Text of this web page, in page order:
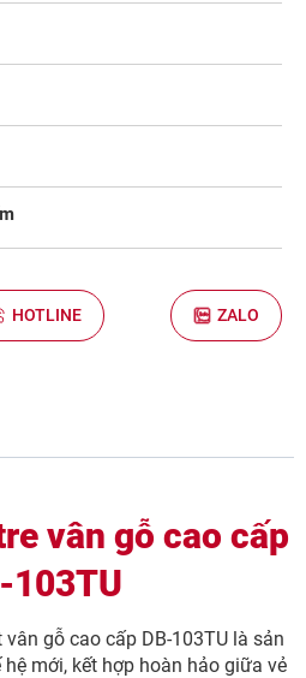
HOTLINE ZALO
vân gỗ cao cấp
103TU
gỗ cao cấp DB-103TU là sản
mới, kết hợp hoàn hảo giữa vẻ